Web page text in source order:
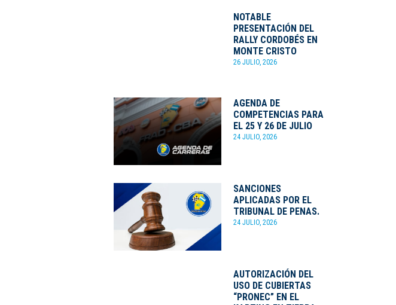
NOTABLE
PRESENTACIÓN DEL
RALLY CORDOBÉS EN
MONTE CRISTO
26 JULIO, 2026
AGENDA DE
COMPETENCIAS PARA
EL 25 Y 26 DE JULIO
24 JULIO, 2026
SANCIONES
APLICADAS POR EL
TRIBUNAL DE PENAS.
24 JULIO, 2026
AUTORIZACIÓN DEL
USO DE CUBIERTAS
“PRONEC” EN EL